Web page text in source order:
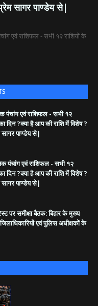
सागर पाण्डेय से|
एवं राशिफल - सभी १२ राशियों के
पंचांग एवं राशिफल - सभी १२
दिन ?क्या है आप की राशि में विशेष ?
सागर पाण्डेय से|
पंचांग एवं राशिफल - सभी १२
दिन ?क्या है आप की राशि में विशेष ?
सागर पाण्डेय से|
पर समीक्षा बैठक: बिहार के मुख्य
एवं पुलिस अधीक्षकों के